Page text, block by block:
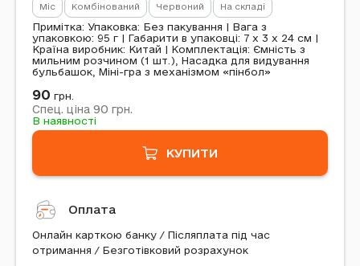
Mic Комбінований Червоний На складі
Примітка: Упаковка: Без пакування | Вага з
упаковкою: 95 г | Габарити в упаковці: 7 x 3 x 24 см |
Країна виробник: Китай | Комплектація: Ємність з
мильним розчином (1 шт.), Насадка для видування
бульбашок, Міні-гра з механізмом «пінбол»
90 грн.
Спец. ціна 90 грн.
В наявності
КУПИТИ
Оплата
Онлайн карткою банку / Післяплата під час
отримання / Безготівковий розрахунок